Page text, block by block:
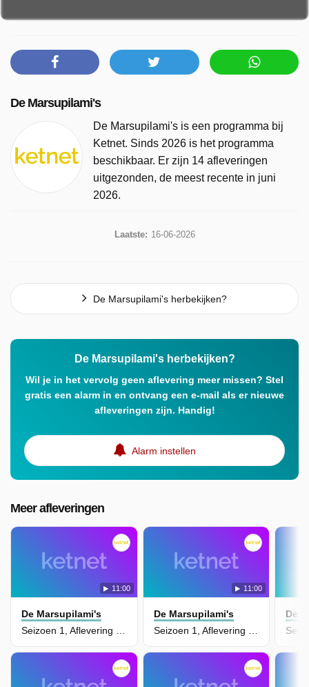
De Marsupilami's
De Marsupilami's is een programma bij
Ketnet. Sinds 2026 is het programma
beschikbaar. Er zijn 14 afleveringen
uitgezonden, de meest recente in juni
2026.
Laatste: 16-06-2026
De Marsupilami's herbekijken?
De Marsupilami's herbekijken?
Wil je in het vervolg geen aflevering meer missen? Stel
gratis een alarm in en ontvang een e-mail als er nieuwe
afleveringen zijn. Handig!
Alarm instellen
Meer afleveringen
11:00
De Marsupilami's
Seizoen 1, Aflevering 23 - Huilende Jade
11:00
De Marsupilami's
Seizoen 1, Aflevering 18 - Operatie: Park
De